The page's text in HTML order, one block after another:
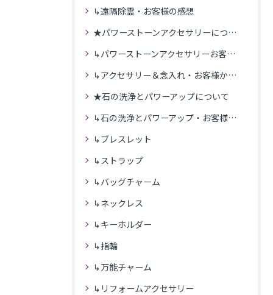
↳遠隔除霊・お客様の感想
★パワーストーンアクセサリーについて
↳パワーストーンアクセサリーお客様の発送商品一覧
↳アクセサリー＆念入れ・お客様からの感想
★石の洗浄とパワーアップについて
↳石の洗浄とパワーアップ・お客様の感想
↳ブレスレット
↳ストラップ
↳バッグチャーム
↳ネックレス
↳キーホルダー
↳指輪
↳万能チャーム
↳リフォームアクセサリー